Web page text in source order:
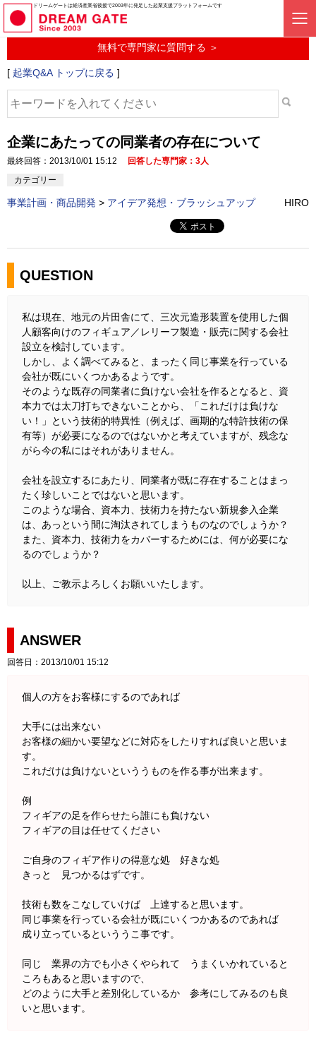
ドリームゲートは経済産業省後援で2003年に発足した起業支援プラットフォームです
起業に関するみんなの質問投稿サービス
起業Q&A
無料で専門家に質問する ＞
[ 起業Q&A トップに戻る ]
企業にあたっての同業者の存在について
最終回答：2013/10/01 15:12
回答した専門家：3人
カテゴリー
事業計画・商品開発 > アイデア発想・ブラッシュアップ HIRO
QUESTION
私は現在、地元の片田舎にて、三次元造形装置を使用した個
人顧客向けのフィギュア／レリーフ製造・販売に関する会社
設立を検討しています。
しかし、よく調べてみると、まったく同じ事業を行っている
会社が既にいくつかあるようです。
そのような既存の同業者に負けない会社を作るとなると、資
本力では太刀打ちできないことから、「これだけは負けな
い！」という技術的特異性（例えば、画期的な特許技術の保
有等）が必要になるのではないかと考えていますが、残念な
がら今の私にはそれがありません。
会社を設立するにあたり、同業者が既に存在することはまっ
たく珍しいことではないと思います。
このような場合、資本力、技術力を持たない新規参入企業
は、あっという間に淘汰されてしまうものなのでしょうか？
また、資本力、技術力をカバーするためには、何が必要にな
るのでしょうか？
以上、ご教示よろしくお願いいたします。
ANSWER
回答日：2013/10/01 15:12
個人の方をお客様にするのであれば
大手には出来ない
お客様の細かい要望などに対応をしたりすれば良いと思いま
す。
これだけは負けないといううものを作る事が出来ます。
例
フィギアの足を作らせたら誰にも負けない
フィギアの目は任せてください
ご自身のフィギア作りの得意な処 好きな処
きっと 見つかるはずです。
技術も数をこなしていけば 上達すると思います。
同じ事業を行っている会社が既にいくつかあるのであれば
成り立っているといううこ事です。
同じ 業界の方でも小さくやられて うまくいかれていると
ころもあると思いますので、
どのように大手と差別化しているか 参考にしてみるのも良
いと思います。